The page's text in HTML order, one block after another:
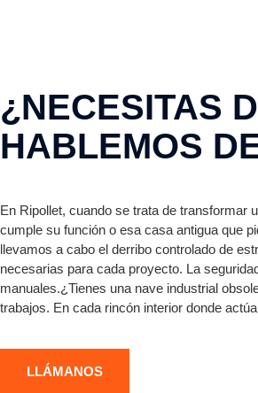
¿NECESITAS
HABLEMOS
En Ripollet, cuando se trata de transformar
cumple su función o esa casa antigua que
llevamos a cabo el derribo controlado de
necesarias para cada proyecto. La
manuales.¿Tienes una nave industrial
trabajos. En cada rincón interior donde
LLÁMANOS